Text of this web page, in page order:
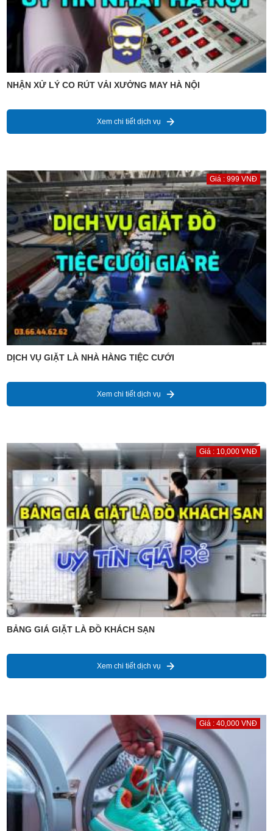
NHẬN XỬ LÝ CO RÚT VẢI XƯỞNG MAY HÀ NỘI
Xem chi tiết dịch vụ
Giá : 999 VNĐ
DỊCH VỤ GIẶT LÀ NHÀ HÀNG TIỆC CƯỚI
Xem chi tiết dịch vụ
Giá : 10,000 VNĐ
BẢNG GIÁ GIẶT LÀ ĐỒ KHÁCH SẠN
Xem chi tiết dịch vụ
Giá : 40,000 VNĐ